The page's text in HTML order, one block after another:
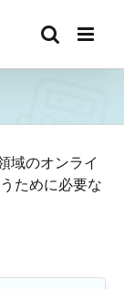
域のオンライ
ために必要な